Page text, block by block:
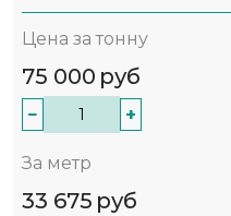
Цена за тонну
75 000 руб
− +
За метр
33 675 руб